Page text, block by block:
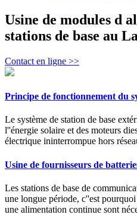
Usine de modules d
stations de base au
Contact en ligne >>
Principe de fonctionnement du
Le système de station de base
l''énergie solaire et des moteurs
électrique ininterrompue hors
Usine de fournisseurs de
Les stations de base de
une longue période, c''est
une alimentation continue sont